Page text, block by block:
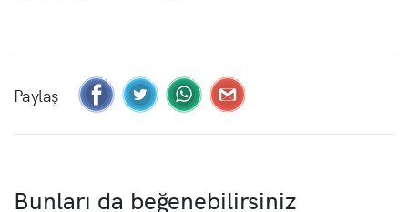
Paylaş
Bunları da beğenebilirsiniz